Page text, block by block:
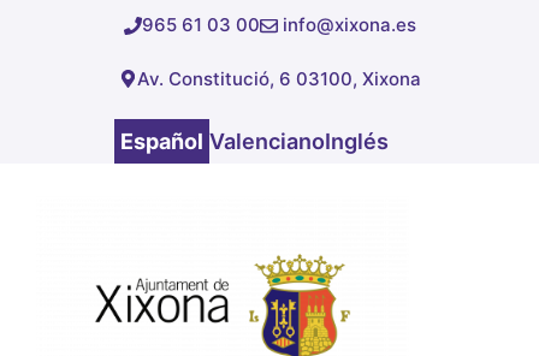
965 61 03 00 info@xixona.es
Av. Constitució, 6 03100, Xixona
Español ValencianoInglés